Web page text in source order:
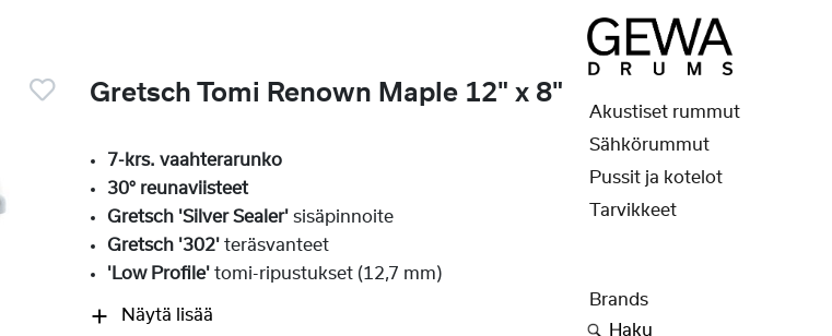
Gretsch Tomi Renown Maple 12" x 8"
7-krs. vaahterarunko
30° reunaviisteet
Gretsch 'Silver Sealer' sisäpinnoite
Gretsch '302' teräsvanteet
'Low Profile' tomi-ripustukset (12,7 mm)
Näytä lisää
Akustiset rummut
Sähkörummut
Pussit ja kotelot
Tarvikkeet
Brands
Haku